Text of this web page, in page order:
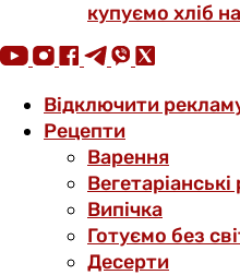
купуємо хліб
Відключити
Рецепти
Варення
Випічка
Готуємо без
Десерти